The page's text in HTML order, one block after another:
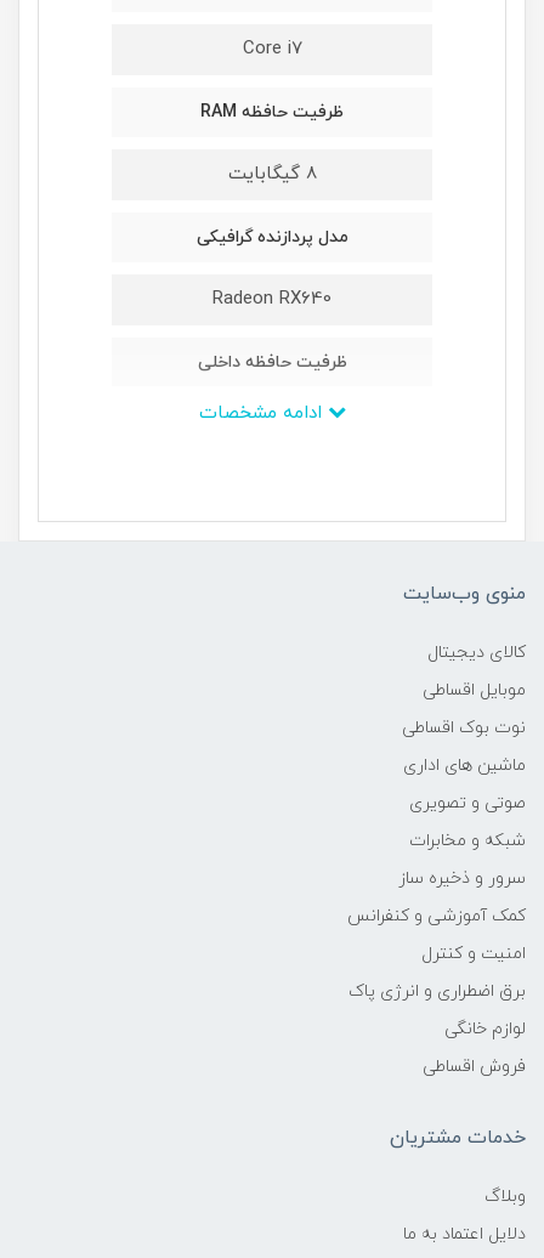
Core i7
ظرفیت حافظه RAM
8 گیگابایت
مدل پردازنده گرافیکی
Radeon RX640
ظرفیت حافظه داخلی
512 گیگابایت
18x245x368 میلی‌متر
محدوده سرعت پردازنده
منوی وب‌سایت
کالای دیجیتال
موبایل اقساطی
نوت بوک اقساطی
ماشین های اداری
صوتی و تصویری
شبکه و مخابرات
سرور و ذخیره ساز
کمک آموزشی و کنفرانس
امنیت و کنترل
برق اضطراری و انرژی پاک
لوازم خانگی
فروش اقساطی
خدمات مشتریان
وبلاگ
دلایل اعتماد به ما